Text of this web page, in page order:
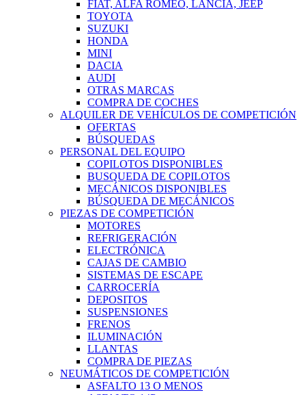
FIAT, ALFA ROMEO, LANCIA, JEEP
TOYOTA
SUZUKI
HONDA
MINI
DACIA
AUDI
OTRAS MARCAS
COMPRA DE COCHES
ALQUILER DE VEHÍCULOS DE COMPETICIÓN
OFERTAS
BÚSQUEDAS
PERSONAL DEL EQUIPO
COPILOTOS DISPONIBLES
BUSQUEDA DE COPILOTOS
MECÁNICOS DISPONIBLES
BÚSQUEDA DE MECÁNICOS
PIEZAS DE COMPETICIÓN
MOTORES
REFRIGERACIÓN
ELECTRÓNICA
CAJAS DE CAMBIO
SISTEMAS DE ESCAPE
CARROCERÍA
DEPOSITOS
SUSPENSIONES
FRENOS
ILUMINACIÓN
LLANTAS
COMPRA DE PIEZAS
NEUMÁTICOS DE COMPETICIÓN
ASFALTO 13 O MENOS